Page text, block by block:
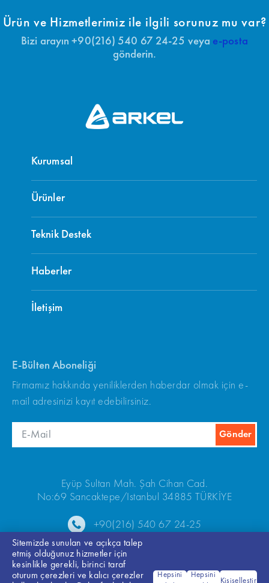
Ürün ve Hizmetlerimiz ile ilgili sorunuz mu var?
Bizi arayın +90(216) 540 67 24-25 veya e-posta
gönderin.
Kurumsal
Ürünler
Teknik Destek
Haberler
İletişim
E-Bülten Aboneliği
Firmamız hakkında yeniliklerden haberdar olmak için e-
mail adresinizi kayıt edebilirsiniz.
Eyüp Sultan Mah. Şah Cihan Cad.
No:69 Sancaktepe/Istanbul 34885 TÜRKİYE
+90(216) 540 67 24-25
Sitemizde sunulan ve açıkça talep
etmiş olduğunuz hizmetler için
kesinlikle gerekli, birinci taraf
oturum çerezleri ve kalıcı çerezler
Hepsini
Hepsini
Kişiselleştir